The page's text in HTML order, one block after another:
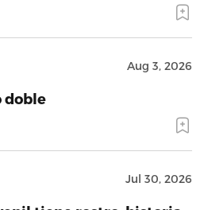
Aug 3, 2026
doble
Jul 30, 2026